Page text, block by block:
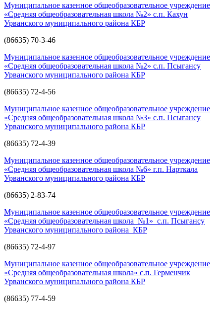
Муниципальное казенное общеобразовательное учреждение
«Средняя общеобразовательная школа №2» с.п. Кахун
Урванского муниципального района КБР
(86635) 70-3-46
Муниципальное казенное общеобразовательное учреждение
«Средняя общеобразовательная школа №2» с.п. Псыгансу
Урванского муниципального района КБР
(86635) 72-4-56
Муниципальное казенное общеобразовательное учреждение
«Средняя общеобразовательная школа №3» с.п. Псыгансу
Урванского муниципального района КБР
(86635) 72-4-39
Муниципальное казенное общеобразовательное учреждение
«Средняя общеобразовательная школа №6» г.п. Нарткала
Урванского муниципального района КБР
(86635) 2-83-74
Муниципальное казенное общеобразовательное учреждение
«Средняя общеобразовательная школа №1» с.п. Псыгансу
Урванского муниципального района КБР
(86635) 72-4-97
Муниципальное казенное общеобразовательное учреждение
«Средняя общеобразовательная школа» с.п. Герменчик
Урванского муниципального района КБР
(86635) 77-4-59